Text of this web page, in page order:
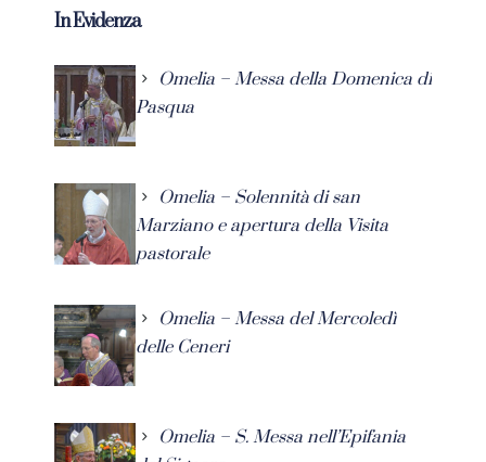
In Evidenza
Omelia – Messa della Domenica di
Pasqua
Omelia – Solennità di san
Marziano e apertura della Visita
pastorale
Omelia – Messa del Mercoledì
delle Ceneri
Omelia – S. Messa nell’Epifania